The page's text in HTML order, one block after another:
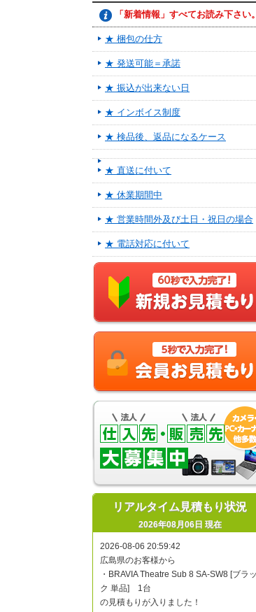
「新着情報」すべてお読み下さい。
★ 梱包の仕方
★ 発送可能＝承諾
★ 振込が出来ない日
★ インボイス制度
★ 検品後、返品になるケース
★ 直送に付いて
★ 休業期間中
★ 営業時間外及び土日・祝日の場合
★ 電話対応に付いて
リアルタイム見積もり状況
2026年08月06日 現在